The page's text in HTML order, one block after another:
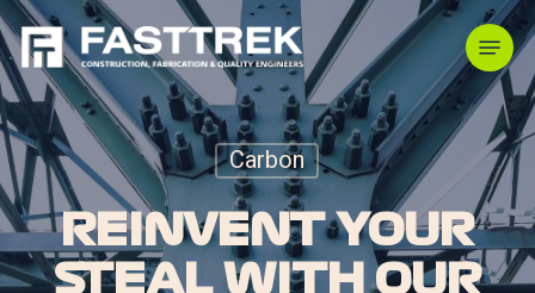
Skip
to
main
content
Menu
Carbon
REINVENT YOUR
STEAL WITH OUR